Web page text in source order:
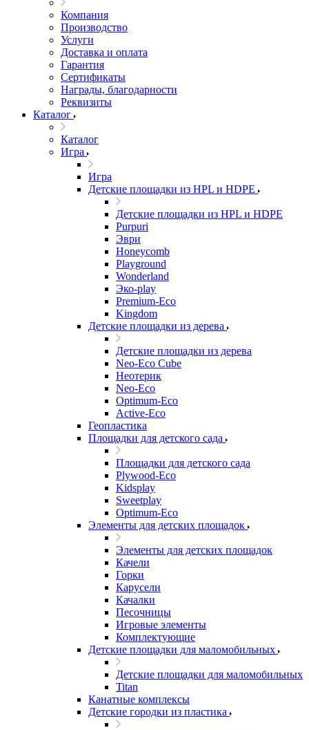
Компания
Производство
Услуги
Доставка и оплата
Гарантия
Сертификаты
Награды, благодарности
Реквизиты
Каталог
Каталог
Игра
Игра
Детские площадки из HPL и HDPE
Детские площадки из HPL и HDPE
Purpuri
Эври
Honeycomb
Playground
Wonderland
Эко-play
Premium-Eco
Kingdom
Детские площадки из дерева
Детские площадки из дерева
Neo-Eco Cube
Неотерик
Neo-Eco
Оptimum-Еco
Active-Eco
Геопластика
Площадки для детского сада
Площадки для детского сада
Plywood-Eco
Kidsplay
Sweetplay
Оptimum-Еco
Элементы для детских площадок
Элементы для детских площадок
Качели
Горки
Карусели
Качалки
Песочницы
Игровые элементы
Комплектующие
Детские площадки для маломобильных
Детские площадки для маломобильных
Titan
Канатные комплексы
Детские городки из пластика